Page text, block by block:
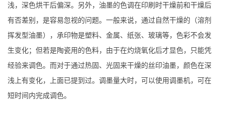
浅，深色烘干后偏深。另外，油墨的色调在印刷时干燥前和干燥后
有否差别，是容易忽视的问题。一般来说，通过自然干燥的（溶剂
挥发型油墨），承印物是塑料、金属、纸张、玻璃等，色彩不会发
生变化；但若是陶瓷用的色料，由于在灼烧氧化后才显色，只能凭
经验来调色。而对于通过热固、光固来干燥的丝印油墨，颜色在深
浅上有变化，上面已提到过。调墨量大时，可以使用调墨机，可在
短时间内完成调色。